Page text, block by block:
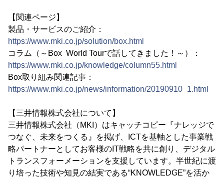
【関連ページ】
製品・サービスのご紹介：
https://www.mki.co.jp/solution/box.html
コラム（～Box World Tourで話してきました！～）：
https://www.mki.co.jp/knowledge/column55.html
Box取り組み関連記事：
https://www.mki.co.jp/news/information/20190910_1.html
【三井情報株式会社について】
三井情報株式会社（MKI）はキャッチコピー『ナレッジで
つなぐ、未来をつくる』を掲げ、ICTを基軸とした事業戦
略パートナーとしてお客様のIT戦略を共に創り、デジタル
トランスフォーメーションを支援しています。半世紀に渡
り培った技術や知見の結実である“KNOWLEDGE”を活か